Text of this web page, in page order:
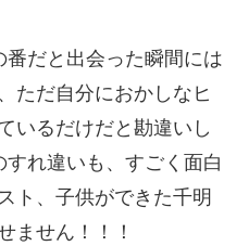
だと出会った瞬間には
ただ自分におかしなヒ
いるだけだと勘違いし
れ違いも、すごく面白
ト、子供ができた千明
ません！！！